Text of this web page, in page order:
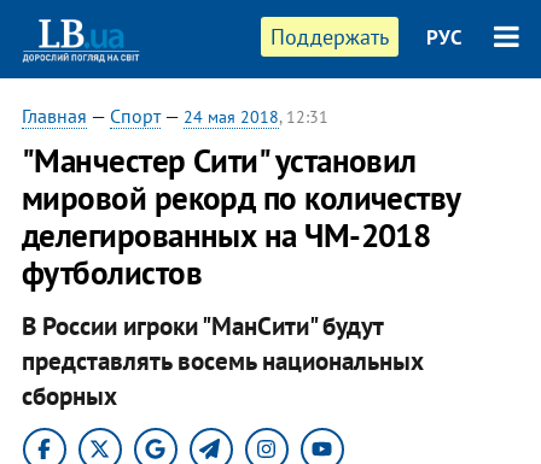
Поддержать РУС
Главная — Спорт— 24 мая 2018, 12:31
"Манчестер Сити" установил
мировой рекорд по количеству
делегированных на ЧМ-2018
футболистов
В России игроки "МанСити" будут
представлять восемь национальных
сборных